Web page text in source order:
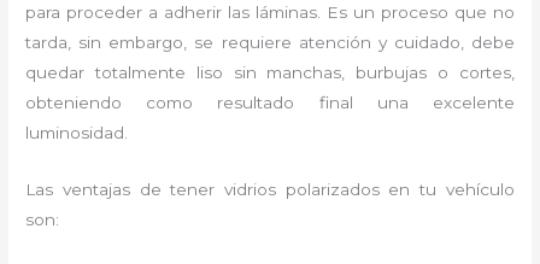
para proceder a adherir las láminas. Es un proceso que no
tarda, sin embargo, se requiere atención y cuidado, debe
quedar totalmente liso sin manchas, burbujas o cortes,
obteniendo como resultado final una excelente
luminosidad.
Las ventajas de tener vidrios polarizados en tu vehículo
son: